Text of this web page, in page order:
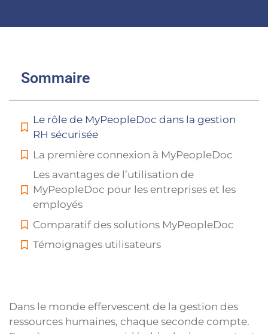
Sommaire
Le rôle de MyPeopleDoc dans la gestion
RH sécurisée
La première connexion à MyPeopleDoc
Les avantages de l’utilisation de
MyPeopleDoc pour les entreprises et les
employés
Comparatif des solutions MyPeopleDoc
Témoignages utilisateurs
Dans le monde effervescent de la gestion des
ressources humaines, chaque seconde compte.